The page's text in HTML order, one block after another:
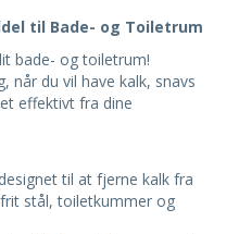
til Bade- og Toiletrum
bade- og toiletrum!
når du vil have kalk, snavs
effektivt fra dine
til at fjerne kalk fra
stål, toiletkummer og